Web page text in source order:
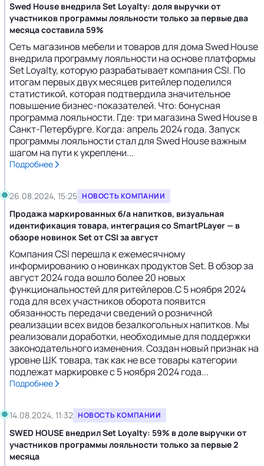
Swed House внедрила Set Loyalty: доля выручки от
участников программы лояльности только за первые два
месяца составила 59%
Сеть магазинов мебели и товаров для дома Swed House
внедрила программу лояльности на основе платформы
Set Loyalty, которую разрабатывает компания CSI. По
итогам первых двух месяцев ритейлер поделился
статистикой, которая подтвердила значительное
повышение бизнес-показателей. Что: бонусная
программа лояльности. Где: три магазина Swed House в
Санкт-Петербурге. Когда: апрель 2024 года. Запуск
программы лояльности стал для Swed House важным
шагом на пути к укреплени...
Подробнее
26.08.2024, 15:25 НОВОСТЬ КОМПАНИИ
Продажа маркированных б/а напитков, визуальная
идентификация товара, интеграция cо SmartPLayer — в
обзоре новинок Set от CSI за август
Компания CSI перешла к ежемесячному
информированию о новинках продуктов Set. В обзор за
август 2024 года вошло более 20 новых
функциональностей для ритейлеров.C 5 ноября 2024
года для всех участников оборота появится
обязанность передачи сведений о розничной
реализации всех видов безалкогольных напитков. Мы
реализовали доработки, необходимые для поддержки
законодательного изменения. Создан новый признак на
уровне ШК товара, так как не все товары категории
подлежат маркировке с 5 ноября 2024 года...
Подробнее
14.08.2024, 11:32 НОВОСТЬ КОМПАНИИ
SWED HOUSE внедрил Set Loyalty: 59% в доле выручки от
участников программы лояльности только за первые 2
месяца